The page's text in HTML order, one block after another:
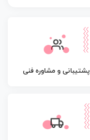
پشتیبانی و مشاوره فنی